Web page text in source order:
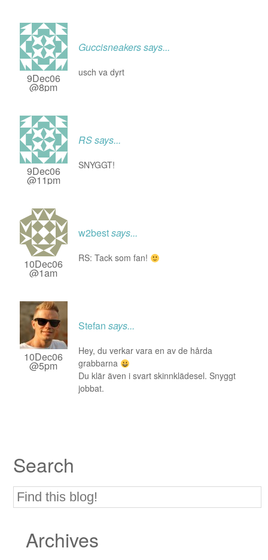
9Dec06
@8pm
Guccisneakerssays...
usch va dyrt
9Dec06
@11pm
RSsays...
SNYGGT!
10Dec06
@1am
w2bestsays...
RS: Tack som fan!
10Dec06
@5pm
Stefan says...
Hey, du verkar vara en av de hårda
grabbarna
Du klär även i svart skinnklädesel. Snyggt
jobbat.
Search
Archives